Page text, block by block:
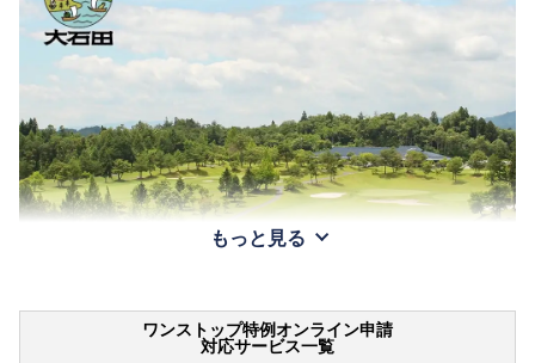
もっと見る
ワンストップ特例オンライン申請
対応サービス一覧